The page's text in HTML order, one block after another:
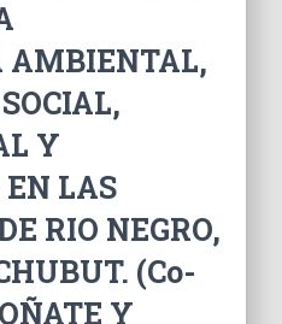
AMBIENTAL,
Y
LAS
RIO NEGRO,
(Co-
Y